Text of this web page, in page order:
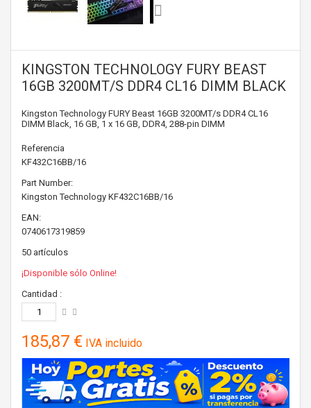
KINGSTON TECHNOLOGY FURY BEAST
16GB 3200MT/S DDR4 CL16 DIMM BLACK
Kingston Technology FURY Beast 16GB 3200MT/s DDR4 CL16
DIMM Black, 16 GB, 1 x 16 GB, DDR4, 288-pin DIMM
Referencia
KF432C16BB/16
Part Number:
Kingston Technology KF432C16BB/16
EAN:
0740617319859
50 artículos
¡Disponible sólo Online!
Cantidad :
185,87 € IVA incluido